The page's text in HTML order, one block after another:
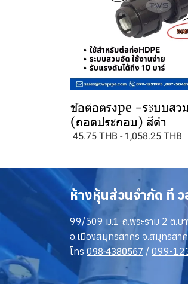
ข้อต่อตรงpe -ระบบสว
(ถอดประกอบ) สีดำ
45.75 THB - 1,058.25 THB
ห้างหุ้นส่วนจำกัด ที ว
99/509 ม.1 ถ.พระราม 2 ต.บ
อ.เมืองสมุทรสาคร จ.สมุทรสา
โทร 098-4380567 / 099-